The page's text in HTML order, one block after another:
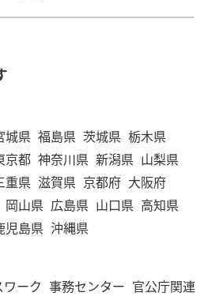
城県 福島県 茨城県 栃木県
京都 神奈川県 新潟県 山梨県
重県 滋賀県 京都府 大阪府
岡山県 広島県 山口県 高知県
児島県 沖縄県
ワーク 事務センター 官公庁関連